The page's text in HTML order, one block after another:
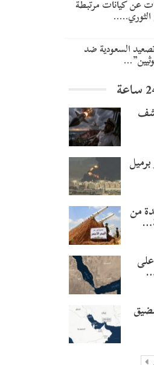
عن كيانات مرتبطة
السعودية ضد
2.6 مليار برميل
من